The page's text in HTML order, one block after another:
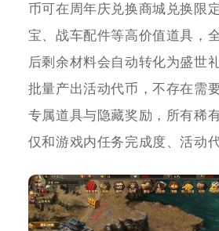
币可在周年庆兑换商城兑换限
宝、战车配件等高价值道具，
后剩余材料会自动转化为盛世
批量产出活动代币，不存在需
专属道具与隐藏奖励，所有稀
仅和游戏内任务完成度、活动